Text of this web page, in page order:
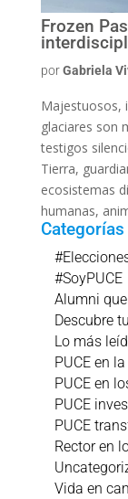
Frozen
porGabriela
Majestuosos,
glaciares son
testigos
Tierra,
ecosistemas
humanas,
Categorías
#SoyPUCE
Alumni
Descubre
Lo más
PUCE en
PUCE en
PUCE
PUCE
Rector en
Vida en